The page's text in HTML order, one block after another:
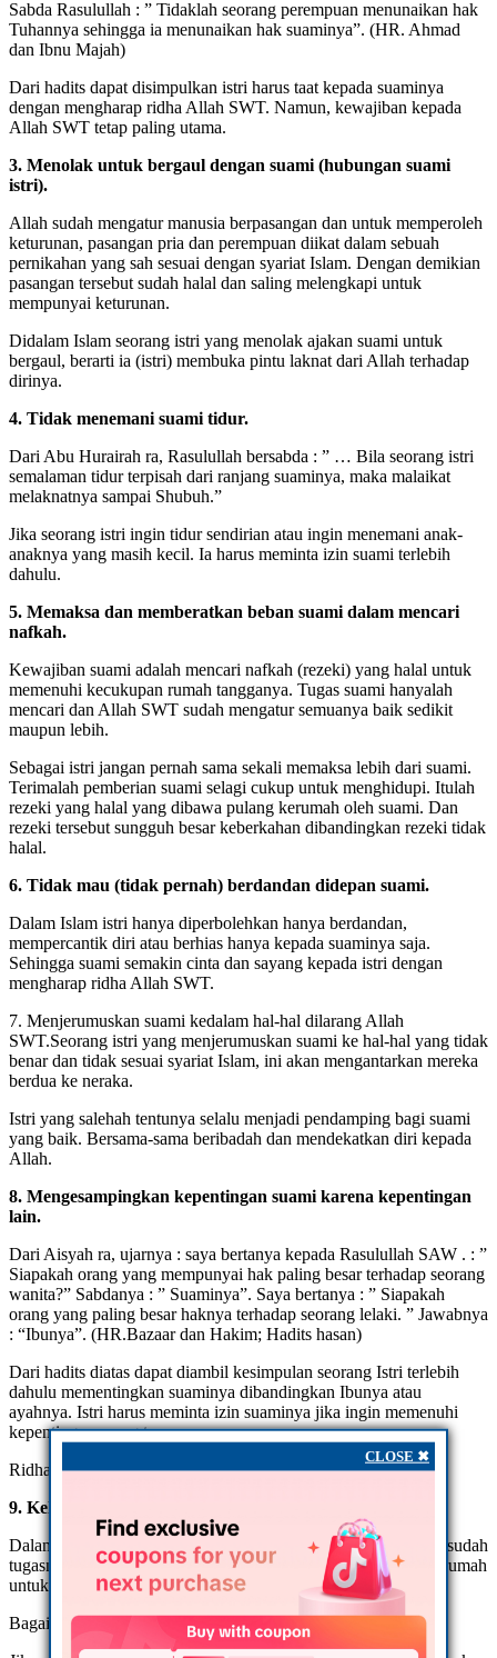
Sabda Rasulullah : ” Tidaklah seorang perempuan menunaikan hak
Tuhannya sehingga ia menunaikan hak suaminya”. (HR. Ahmad
dan Ibnu Majah)
Dari hadits dapat disimpulkan istri harus taat kepada suaminya
dengan mengharap ridha Allah SWT. Namun, kewajiban kepada
Allah SWT tetap paling utama.
3. Menolak untuk bergaul dengan suami (hubungan suami
istri).
Allah sudah mengatur manusia berpasangan dan untuk memperoleh
keturunan, pasangan pria dan perempuan diikat dalam sebuah
pernikahan yang sah sesuai dengan syariat Islam. Dengan demikian
pasangan tersebut sudah halal dan saling melengkapi untuk
mempunyai keturunan.
Didalam Islam seorang istri yang menolak ajakan suami untuk
bergaul, berarti ia (istri) membuka pintu laknat dari Allah terhadap
dirinya.
4. Tidak menemani suami tidur.
Dari Abu Hurairah ra, Rasulullah bersabda : ” … Bila seorang istri
semalaman tidur terpisah dari ranjang suaminya, maka malaikat
melaknatnya sampai Shubuh.”
Jika seorang istri ingin tidur sendirian atau ingin menemani anak-
anaknya yang masih kecil. Ia harus meminta izin suami terlebih
dahulu.
5. Memaksa dan memberatkan beban suami dalam mencari
nafkah.
Kewajiban suami adalah mencari nafkah (rezeki) yang halal untuk
memenuhi kecukupan rumah tangganya. Tugas suami hanyalah
mencari dan Allah SWT sudah mengatur semuanya baik sedikit
maupun lebih.
Sebagai istri jangan pernah sama sekali memaksa lebih dari suami.
Terimalah pemberian suami selagi cukup untuk menghidupi. Itulah
rezeki yang halal yang dibawa pulang kerumah oleh suami. Dan
rezeki tersebut sungguh besar keberkahan dibandingkan rezeki tidak
halal.
6. Tidak mau (tidak pernah) berdandan didepan suami.
Dalam Islam istri hanya diperbolehkan hanya berdandan,
mempercantik diri atau berhias hanya kepada suaminya saja.
Sehingga suami semakin cinta dan sayang kepada istri dengan
mengharap ridha Allah SWT.
7. Menjerumuskan suami kedalam hal-hal dilarang Allah
SWT.Seorang istri yang menjerumuskan suami ke hal-hal yang tidak
benar dan tidak sesuai syariat Islam, ini akan mengantarkan mereka
berdua ke neraka.
Istri yang salehah tentunya selalu menjadi pendamping bagi suami
yang baik. Bersama-sama beribadah dan mendekatkan diri kepada
Allah.
8. Mengesampingkan kepentingan suami karena kepentingan
lain.
Dari Aisyah ra, ujarnya : saya bertanya kepada Rasulullah SAW . : ”
Siapakah orang yang mempunyai hak paling besar terhadap seorang
wanita?” Sabdanya : ” Suaminya”. Saya bertanya : ” Siapakah
orang yang paling besar haknya terhadap seorang lelaki. ” Jawabnya
: “Ibunya”. (HR.Bazaar dan Hakim; Hadits hasan)
Dari hadits diatas dapat diambil kesimpulan seorang Istri terlebih
dahulu mementingkan suaminya dibandingkan Ibunya atau
ayahnya. Istri harus meminta izin suaminya jika ingin memenuhi
kepentingan orang tuanya.
Ridha Allah , ridha suami, Surga istri mengalir dari suami.
9. Keluar dari rumah tanpa seizin (sepengetahuan) suami.
Dalam Islam seorang istri menjadi pendamping suami, dimana sudah
tugasnya mengurus rumah tangga. Jika istri ingin pergi keluar rumah
untuk keperluan apapun itu harus dengan izin dari suami.
Bagaimana jika pergi tanpa izin ?
CLOSE ✖